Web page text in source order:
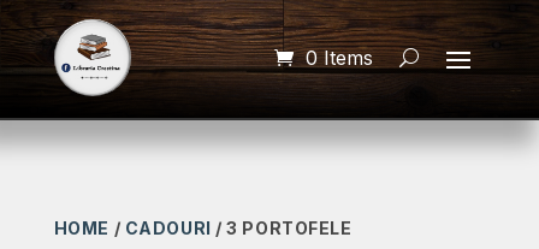
0 Items
HOME / CADOURI / 3 PORTOFELE